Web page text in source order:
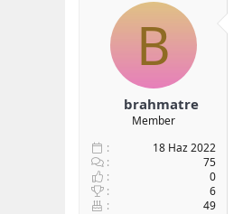
B
brahmatre
Member
18 Haz 2022
75
0
6
49